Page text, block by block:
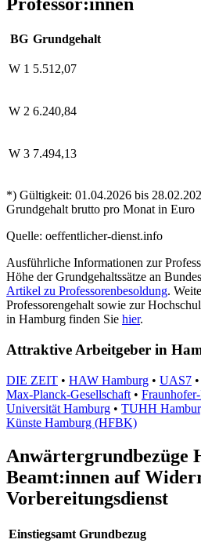
BG Grundgehalt
W 1 5.512,07
W 2 6.240,84
W 3 7.494,13
*) Gültigkeit: 01.04.2026 bis
Grundgehalt brutto pro Monat in Euro
Quelle: oeffentlicher-dienst.info
Ausführliche Informationen zur
Höhe der Grundgehaltssätze an
Artikel zu Professorenbesoldung.
Professorengehalt sowie zur
in Hamburg finden Sie hier.
Attraktive Arbeitgeber in
DIE ZEIT • HAW Hamburg • UAS7 •
Max-Planck-Gesellschaft •
Universität Hamburg • TUHH
Künste Hamburg (HFBK)
Anwärtergrundbezüge
Beamt:innen auf
Vorbereitungsdienst
Einstiegsamt Grundbezug